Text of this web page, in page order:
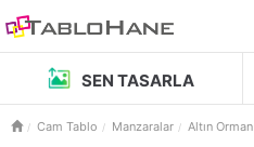
SEN TASARLA
Cam Tablo Manzaralar Altın Orman